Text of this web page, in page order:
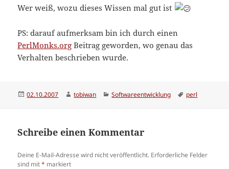
Wer weiß, wozu dieses Wissen mal gut ist
PS: darauf aufmerksam bin ich durch einen
PerlMonks.org Beitrag geworden, wo genau das
Verhalten beschrieben wurde.
Veröffentlicht
02.10.2007 Autor
tobiwan Kategorien
Softwareentwicklung Schlagwörter
perl
Schreibe einen Kommentar
Deine E-Mail-Adresse wird nicht veröffentlicht. Erforderliche Felder
sind mit* markiert